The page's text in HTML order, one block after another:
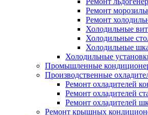
Ремонт
Ремонт
Холодильные
Холодильные
Холодильные
Холодильные
Промышленные
Производственные
Ремонт охладителей
Ремонт охладителей
Ремонт охладителей
Ремонт крышных